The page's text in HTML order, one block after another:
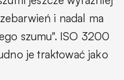
i nadal ma
szumu". ISO 3200
je traktować jako